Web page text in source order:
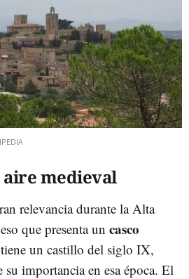
aire medieval
relevancia durante la Alta
que presenta un casco
tiene un castillo del siglo IX,
importancia en esa época. El